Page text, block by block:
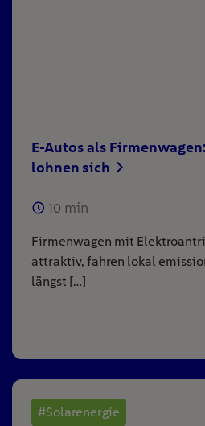
E-Autos als
lohnen sich
10 min
Firmenwagen mit
attraktiv, fahren lokal
längst […]
#Solarenergie